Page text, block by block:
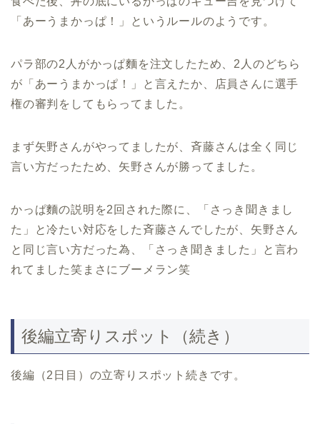
「あーうまかっぱ！」というルールのようです。
パラ部の2人がかっぱ麵を注文したため、2人のどちら
が「あーうまかっぱ！」と言えたか、店員さんに選手
権の審判をしてもらってました。
まず矢野さんがやってましたが、斉藤さんは全く同じ
言い方だったため、矢野さんが勝ってました。
かっぱ麵の説明を2回された際に、「さっき聞きまし
た」と冷たい対応をした斉藤さんでしたが、矢野さん
と同じ言い方だった為、「さっき聞きました」と言わ
れてました笑まさにブーメラン笑
後編立寄りスポット（続き）
後編（2日目）の立寄りスポット続きです。